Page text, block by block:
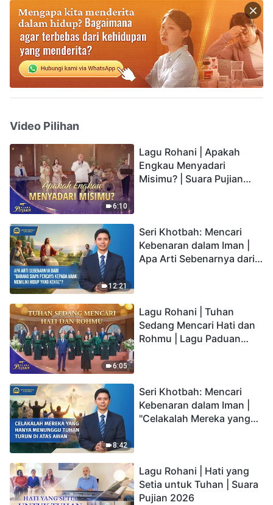
Video Pilihan
6:10
Lagu Rohani | Apakah
Engkau Menyadari
Misimu? | Suara Pujian
12:21
Seri Khotbah: Mencari
Kebenaran dalam Iman |
Apa Arti Sebenarnya dari
6:05
Lagu Rohani | Tuhan
Sedang Mencari Hati dan
Rohmu | Lagu Paduan
8:42
Seri Khotbah: Mencari
Kebenaran dalam Iman |
"Celakalah Mereka yang
Lagu Rohani | Hati yang
Setia untuk Tuhan | Suara
Pujian 2026